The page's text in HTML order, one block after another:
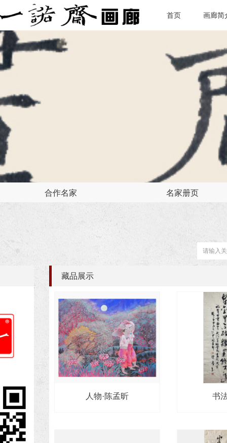
合作名家 名家册页
首页 画廊简
人物·陈孟昕 书
藏品展示